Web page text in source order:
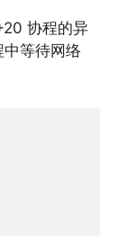
协程的异
等待网络